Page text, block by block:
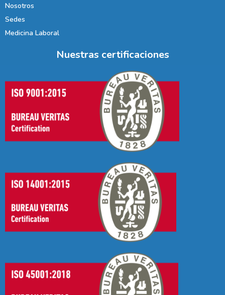
Nosotros
Sedes
Medicina Laboral
Nuestras certificaciones